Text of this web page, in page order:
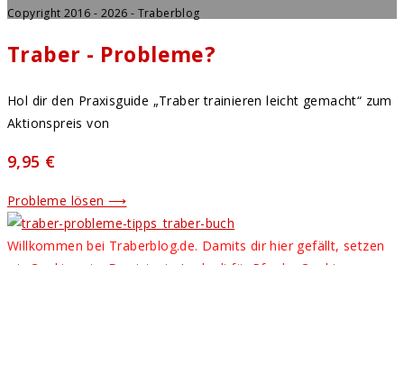
Copyright 2016 - 2026 - Traberblog
Traber - Probleme?
Hol dir den Praxisguide „Traber trainieren leicht gemacht“ zum
Aktionspreis von
9,95 €
Probleme lösen ⟶
Willkommen bei Traberblog.de. Damits dir hier gefällt, setzen
wir Cookies ein. Das ist wie Leckerli für Pferde. Cookies